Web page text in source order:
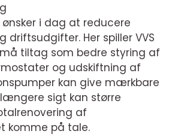
ønsker i dag at reducere
driftsudgifter. Her spiller VVS
tiltag som bedre styring af
og udskiftning af
kan give mærkbare
længere sigt kan større
af
komme på tale.